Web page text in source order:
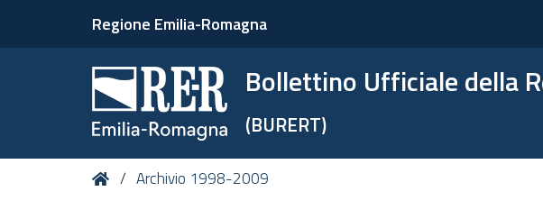
Regione Emilia-Romagna
Bollettino Ufficiale della
(BURERT)
Tu HomeArchivio 1998-2009